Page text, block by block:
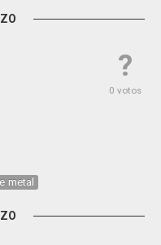
?
0 votos
metal